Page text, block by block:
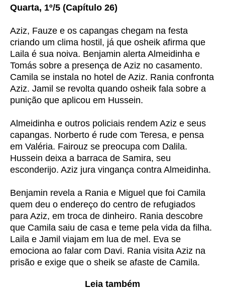
Quarta, 1º/5 (Capítulo 26)
Aziz, Fauze e os capangas chegam na festa
criando um clima hostil, já que osheik afirma que
Laila é sua noiva. Benjamin alerta Almeidinha e
Tomás sobre a presença de Aziz no casamento.
Camila se instala no hotel de Aziz. Rania confronta
Aziz. Jamil se revolta quando osheik fala sobre a
punição que aplicou em Hussein.
Almeidinha e outros policiais rendem Aziz e seus
capangas. Norberto é rude com Teresa, e pensa
em Valéria. Fairouz se preocupa com Dalila.
Hussein deixa a barraca de Samira, seu
esconderijo. Aziz jura vingança contra Almeidinha.
Benjamin revela a Rania e Miguel que foi Camila
quem deu o endereço do centro de refugiados
para Aziz, em troca de dinheiro. Rania descobre
que Camila saiu de casa e teme pela vida da filha.
Laila e Jamil viajam em lua de mel. Eva se
emociona ao falar com Davi. Rania visita Aziz na
prisão e exige que o sheik se afaste de Camila.
Leia também